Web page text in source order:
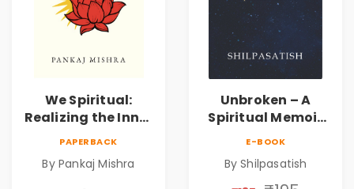
We Spiritual:
Realizing the Inner
Discovery &
PAPERBACK
By Pankaj Mishra
Unbroken – A
Spiritual Memoir
Self-Discovery
E-BOOK
By Shilpasatish